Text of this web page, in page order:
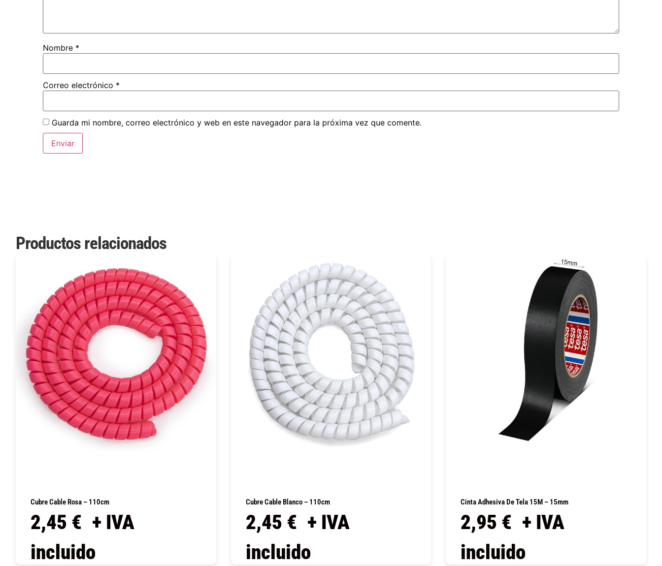
Nombre *
Correo electrónico *
Guarda mi nombre, correo electrónico y web en este navegador para la próxima vez que comente.
Productos relacionados
Cubre Cable Rosa – 110cm
2,45 € + IVA
incluido
Cubre Cable Blanco – 110cm
2,45 € + IVA
incluido
Cinta Adhesiva De Tela 15M – 15mm
2,95 € + IVA
incluido